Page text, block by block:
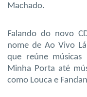
Machado.
Falando do novo
nome de Ao Vivo
que reúne
Minha Porta até
como Louca e